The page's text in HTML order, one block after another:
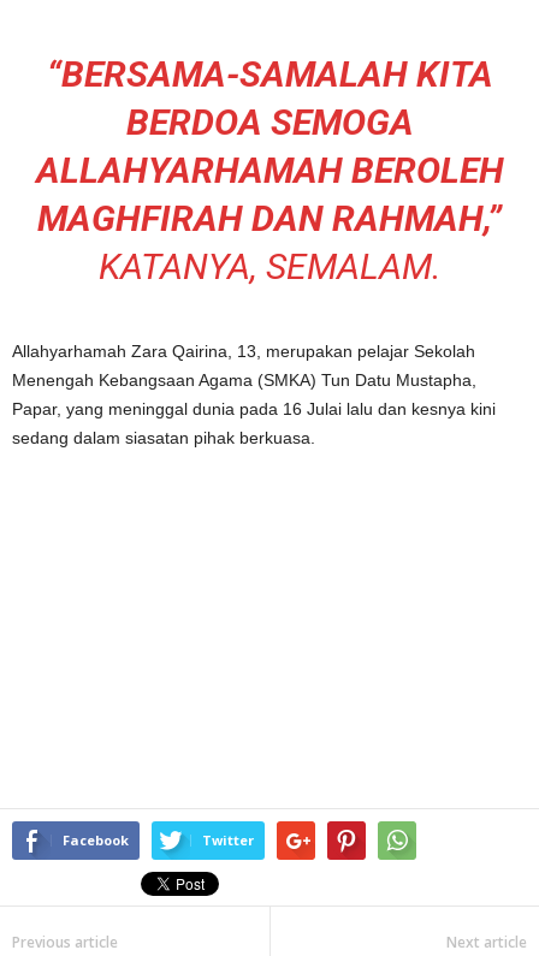
“BERSAMA-SAMALAH KITA
BERDOA SEMOGA
ALLAHYARHAMAH BEROLEH
MAGHFIRAH DAN RAHMAH,”
KATANYA, SEMALAM.
Allahyarhamah Zara Qairina, 13, merupakan pelajar Sekolah
Menengah Kebangsaan Agama (SMKA) Tun Datu Mustapha,
Papar, yang meninggal dunia pada 16 Julai lalu dan kesnya kini
sedang dalam siasatan pihak berkuasa.
Facebook Twitter
Previous article Next article